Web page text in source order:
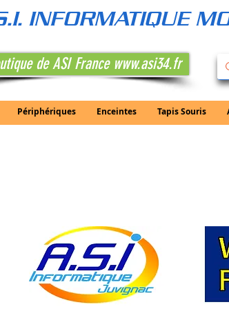
Périphériques Enceintes Tapis Souris
INFORMATIQUE
de ASI France www.asi34.fr